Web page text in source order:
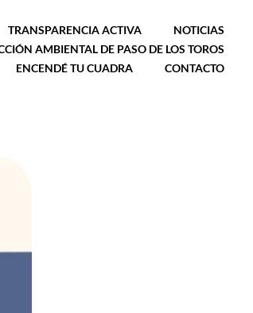
TRANSPARENCIA ACTIVA
NOTICIAS
AMBIENTAL DE PASO DE LOS TOROS
ENCENDÉ TU CUADRA
CONTACTO